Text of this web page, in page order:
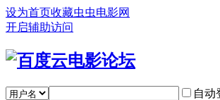
设为首页收藏虫虫电影网
开启辅助访问
自动